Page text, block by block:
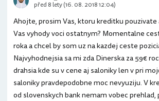
Ahojte, prosim Vas, ktoru kreditku pouzivate
Vas vyhody voci ostatnym? Momentalne
roka a chcel by som uz na kazdej ceste
Najvyhodnejsia sa mi zda Dinerska za 59€
drahsia kde su v cene aj saloniky len v pri
saloniky pravdepodobne moc nevyuziju. V
od slovenskych bank nemam vobec
před 8 lety (16. 08. 2018 12:04)